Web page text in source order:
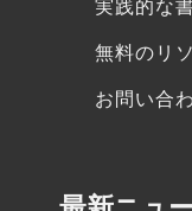
実践的な
無料のリ
お問い合